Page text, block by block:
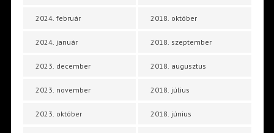
2024. február
2024. január
2023. december
2023. november
2023. október
2018. október
2018. szeptember
2018. augusztus
2018. július
2018. június